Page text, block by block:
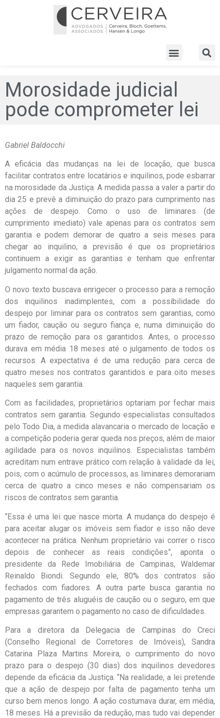
Morosidade judicial
pode comprometer lei
Gabriel Baldocchi
A eficácia das mudanças na lei de locação, que busca
facilitar contratos entre locatários e inquilinos, pode esbarrar
na morosidade da Justiça. A medida passa a valer a partir do
dia 25 e prevê a diminuição do prazo para cumprimento nas
ações de despejo. Como o uso de liminares (de
cumprimento imediato) vale apenas para os contratos sem
garantia e podem demorar de quatro a seis meses para
chegar ao inquilino, a previsão é que os proprietários
continuem a exigir as garantias e tenham que enfrentar
julgamento normal da ação.
O novo texto buscava enrigecer o processo para a remoção
dos inquilinos inadimplentes, com a possibilidade do
despejo por liminar para os contratos sem garantias, como
um fiador, caução ou seguro fiança e, numa diminuição do
prazo de remoção para os garantidos. Antes, o processo
durava em média 18 meses até o julgamento de todos os
recursos. A expectativa é de uma redução para cerca de
quatro meses nos contratos garantidos e para oito meses
naqueles sem garantia.
Com as facilidades, proprietários optariam por fechar mais
contratos sem garantia. Segundo especialistas consultados
pelo Todo Dia, a medida alavancaria o mercado de locação e
a competição poderia gerar queda nos preços, além de maior
agilidade para os novos inquilinos. Especialistas também
acreditam num entrave prático com relação à validade da lei,
pois, com o acúmulo de processos, as liminares demorariam
cerca de quatro a cinco meses e não compensariam os
riscos de contratos sem garantia.
“Essa é uma lei que nasce morta. A mudança do despejo é
para aceitar alugar os imóveis sem fiador e isso não deve
acontecer na prática. Nenhum proprietário vai correr o risco
depois de conhecer as reais condições”, aponta o
presidente da Rede Imobiliária de Campinas, Waldemar
Reinaldo Biondi. Segundo ele, 80% dos contratos são
fechados com fiadores. A outra parte busca garantia no
pagamento de três aluguéis de caução ou o seguro, em que
empresas garantem o pagamento no caso de dificuldades.
Para a diretora da Delegacia de Campinas do Creci
(Conselho Regional de Corretores de Imóveis), Sandra
Catarina Plaza Martins Moreira, o cumprimento do novo
prazo para o despejo (30 dias) dos inquilinos devedores
depende da eficácia da Justiça. “Na realidade, a lei pretende
que a ação de despejo por falta de pagamento tenha um
curso bem menos longo. A ação costumava durar, em média,
18 meses. Há a previsão da redução, mas tudo vai depender